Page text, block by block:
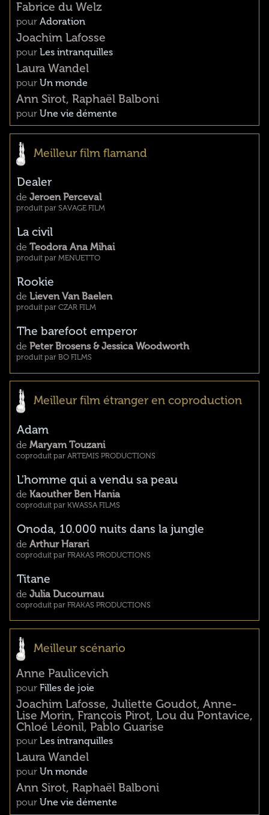
Fabrice du Welz
pour Adoration
Joachim Lafosse
pour Les intranquilles
Laura Wandel
pour Un monde
Ann Sirot, Raphaël Balboni
pour Une vie démente
Meilleur film flamand
Dealer
de Jeroen Perceval
produit par SAVAGE FILM
La civil
de Teodora Ana Mihai
produit par MENUETTO
Rookie
de Lieven Van Baelen
produit par CZAR FILM
The barefoot emperor
de Peter Brosens & Jessica Woodworth
produit par BO FILMS
Meilleur film étranger en coproduction
Adam
de Maryam Touzani
coproduit par ARTEMIS PRODUCTIONS
L'homme qui a vendu sa peau
de Kaouther Ben Hania
coproduit par KWASSA FILMS
Onoda, 10.000 nuits dans la jungle
de Arthur Harari
coproduit par FRAKAS PRODUCTIONS
Titane
de Julia Ducournau
coproduit par FRAKAS PRODUCTIONS
Meilleur scénario
Anne Paulicevich
pour Filles de joie
Joachim Lafosse, Juliette Goudot, Anne-
Lise Morin, François Pirot, Lou du Pontavice,
Chloé Léonil, Pablo Guarise
pour Les intranquilles
Laura Wandel
pour Un monde
Ann Sirot, Raphaël Balboni
pour Une vie démente